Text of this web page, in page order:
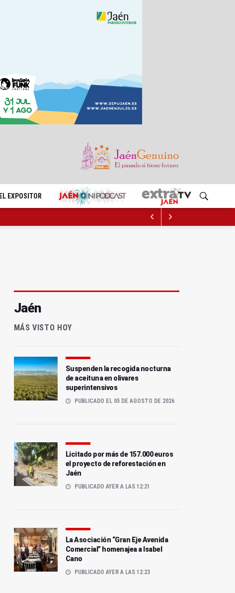
EL EXPOSITOR
Jaén
MÁS VISTO HOY
Suspenden la recogida nocturna
de aceituna en olivares
superintensivos
PUBLICADO EL 05 DE AGOSTO DE 2026
Licitado por más de 157.000 euros
el proyecto de reforestación en
Jaén
PUBLICADO AYER A LAS 12:21
La Asociación “Gran Eje Avenida
Comercial” homenajea a Isabel
Cano
PUBLICADO AYER A LAS 12:23